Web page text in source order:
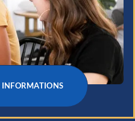
INFORMATIONS